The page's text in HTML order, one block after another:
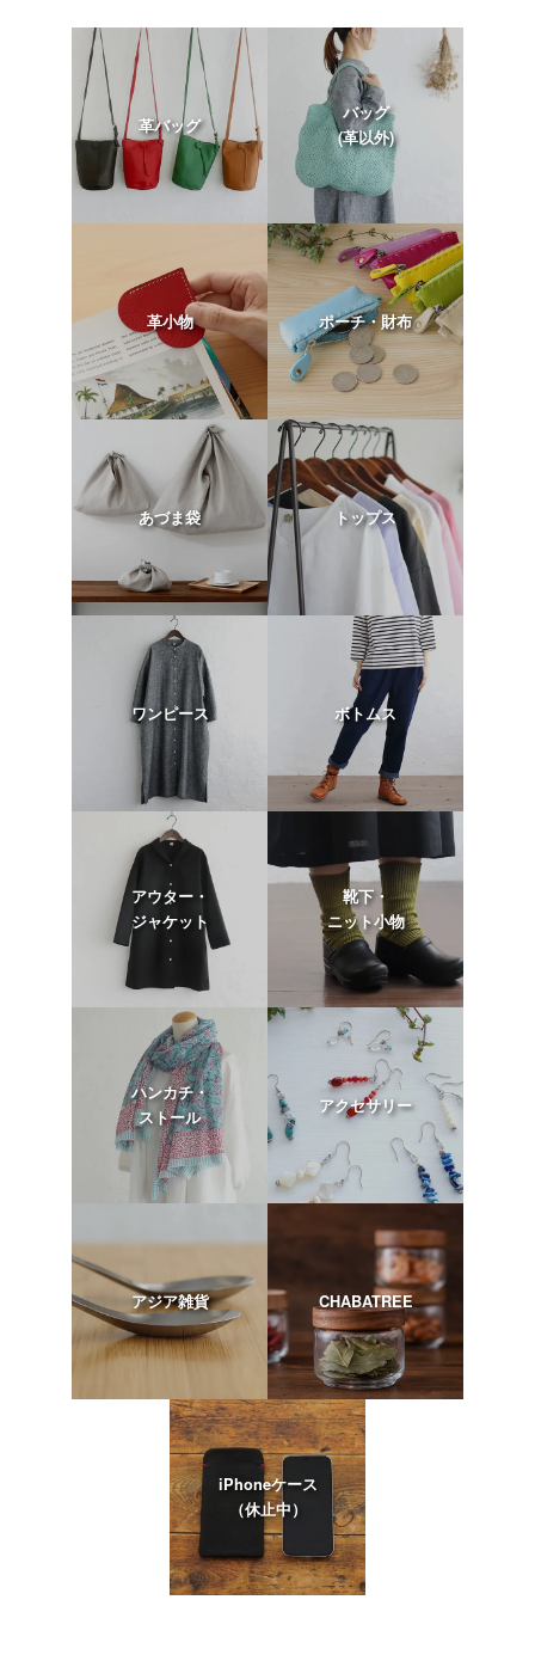
革バッグ
バッグ
(革以外)
革小物 ポーチ・財布
あづま袋 トップス
ワンピース ボトムス
アウター・
ジャケット
靴下・
ニット小物
ハンカチ・
ストール
アクセサリー
アジア雑貨 CHABATREE
iPhoneケース
（休止中）